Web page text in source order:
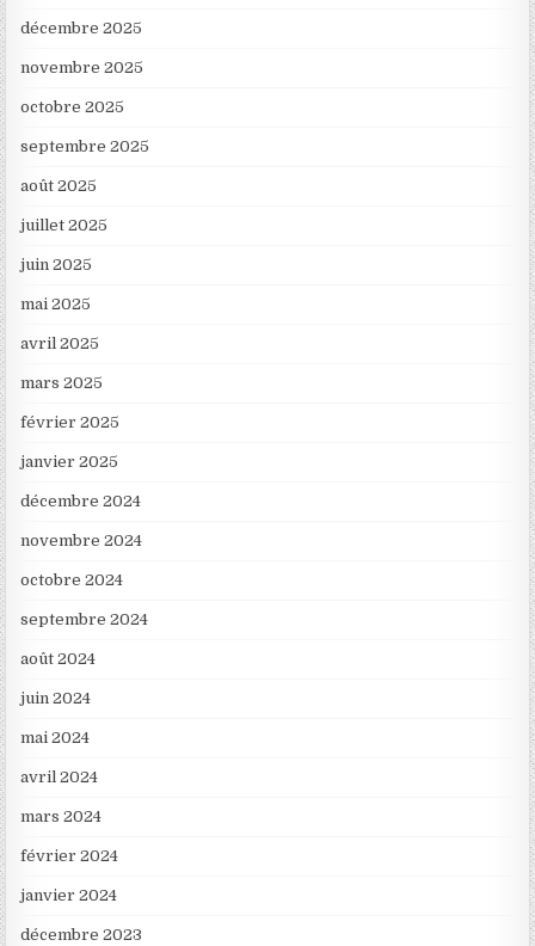
décembre 2025
novembre 2025
octobre 2025
septembre 2025
août 2025
juillet 2025
juin 2025
mai 2025
avril 2025
mars 2025
février 2025
janvier 2025
décembre 2024
novembre 2024
octobre 2024
septembre 2024
août 2024
juin 2024
mai 2024
avril 2024
mars 2024
février 2024
janvier 2024
décembre 2023